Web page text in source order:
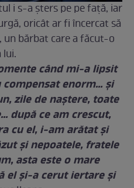
i s-a șters pe pe față, iar
oricât ar fi încercat să
un bărbat care a făcut-o
când mi-a lipsit
enorm... şi
zile de naştere, toate
după ce am crescut,
cu el, i-am arătat şi
şi nepoatele, fratele
asta este o mare
el şi-a cerut iertare şi